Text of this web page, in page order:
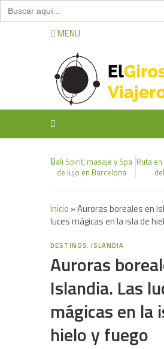
Buscar:
MENU
Bali Spirit, masaje y Spa
de lujo en Barcelona
Ruta
Inicio »Auroras boreales en
luces mágicas en la isla de
DESTINOS,ISLANDIA
Auroras
Islandia. Las
mágicas en la
hielo y fuego